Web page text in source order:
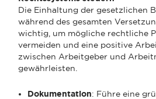
Die Einhaltung der gesetzlichen
während des gesamten
wichtig, um mögliche rechtliche
vermeiden und eine positive
zwischen Arbeitgeber und
gewährleisten.
Dokumentation: Führe eine